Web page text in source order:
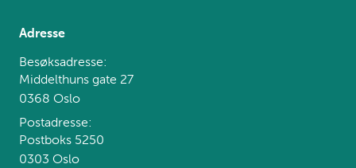
Adresse
Besøksadresse:
Middelthuns gate 27
0368 Oslo
Postadresse:
Postboks 5250
0303 Oslo